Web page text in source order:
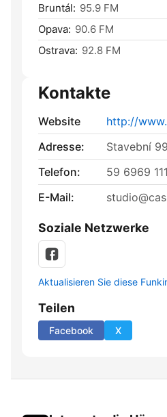
Bruntál: 95.9 FM
Opava: 90.6 FM
Ostrava: 92.8 FM
Kontakte
Website
http://
Adresse:
Stavební
Telefon:
59 6969 111
E-Mail:
Soziale Netzwerke
Aktualisieren Sie diese
Teilen
Facebook X